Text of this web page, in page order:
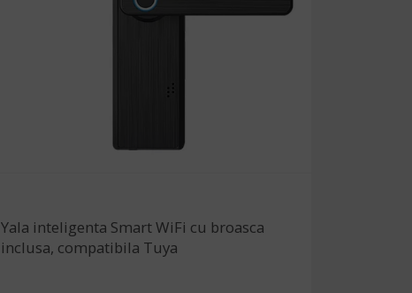
Yala inteligenta Smart WiFi cu broasca
inclusa, compatibila Tuya